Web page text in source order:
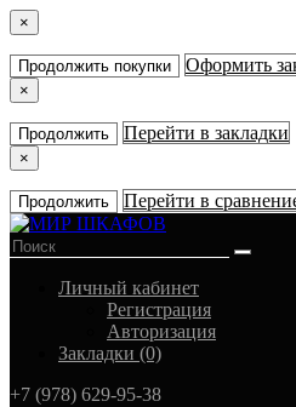
×
Продолжить покупки Оформить
×
Продолжить Перейти в закладки
×
Продолжить Перейти в
Личный кабинет
Регистрация
Авторизация
Закладки (0)
+7 (978) 629-95-38